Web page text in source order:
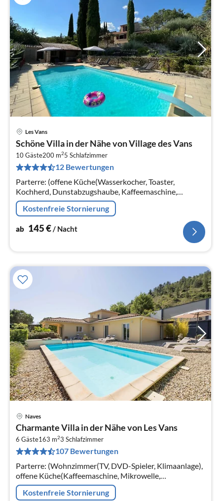
Les Vans
Schöne Villa in der Nähe von Village des Vans
10 Gäste200 m25 Schlafzimmer
12 Bewertungen
Parterre: (offene Küche(Wasserkocher, Toaster,
Kochherd, Dunstabzugshaube, Kaffeemaschine,
Espressomaschine, Backofen, Mikrowelle,
Spülmaschine, Kühl-/Gefrierkombination)
Kostenfreie Stornierung
ab 145€/ Nacht
Naves
Charmante Villa in der Nähe von Les Vans
6 Gäste163 m23 Schlafzimmer
107 Bewertungen
Parterre: (Wohnzimmer(TV, DVD-Spieler, Klimaanlage),
offene Küche(Kaffeemaschine, Mikrowelle,
Spülmaschine, Kühl-/Gefrierkombination),
Schlafzimmer(Doppelbett(160 x 200 cm)
Kostenfreie Stornierung